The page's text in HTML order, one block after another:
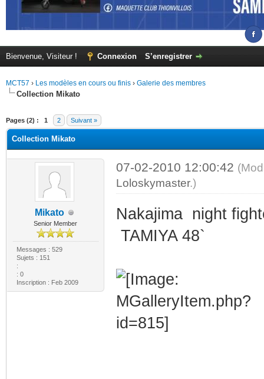
Bienvenue, Visiteur ! Connexion S’enregistrer
MCT57 › Les modèles en cours ou finis › Galerie des membres
Collection Mikato
Pages (2) : 1 2 Suivant »
Collection Mikato
Mikato
Senior Member
Messages : 529
Sujets : 151
:
: 0
Inscription : Feb 2009
07-02-2010 12:00:42
Loloskymaster.)
Nakajima night
TAMIYA 48`